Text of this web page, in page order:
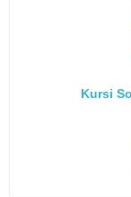
Kursi